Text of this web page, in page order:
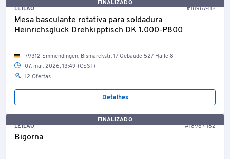
FINALIZADO
LEILÃO
#18967-112
Mesa basculante rotativa para soldadura
Heinrichsglück Drehkipptisch DK 1.000-P800
79312 Emmendingen, Bismarckstr. 1/ Gebäude 52/ Halle 8
07. mai. 2026, 13:49 (CEST)
12 Ofertas
Detalhes
FINALIZADO
LEILÃO
#18967-182
Bigorna